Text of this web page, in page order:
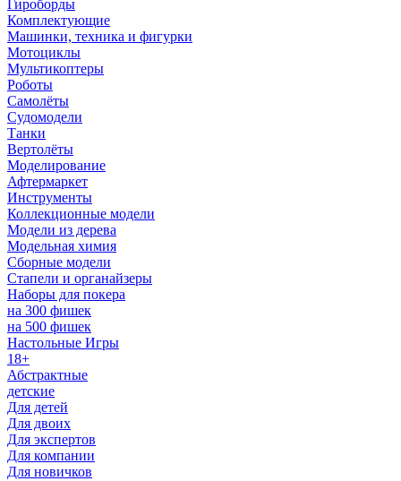
Гироборды
Комплектующие
Машинки, техника и фигурки
Мотоциклы
Мультикоптеры
Роботы
Самолёты
Судомодели
Танки
Вертолёты
Моделирование
Афтермаркет
Инструменты
Коллекционные модели
Модели из дерева
Модельная химия
Сборные модели
Стапели и органайзеры
Наборы для покера
на 300 фишек
на 500 фишек
Настольные Игры
18+
Абстрактные
детские
Для детей
Для двоих
Для экспертов
Для компании
Для новичков